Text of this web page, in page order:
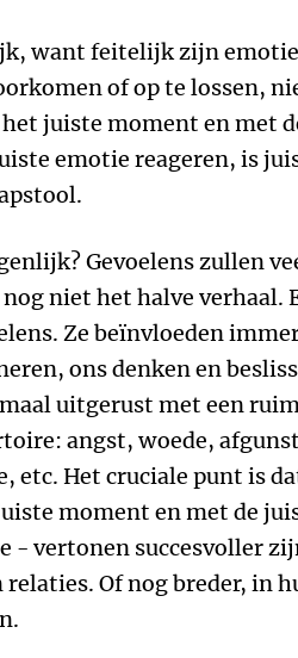
want feitelijk zijn
of op te lossen,
juiste moment en met
emotie reageren, is
Gevoelens zullen
niet het halve verhaal.
Ze beïnvloeden
ons denken en
uitgerust met een
angst, woede,
etc. Het cruciale punt is
moment en met de
- vertonen succesvoller
Of nog breder, in